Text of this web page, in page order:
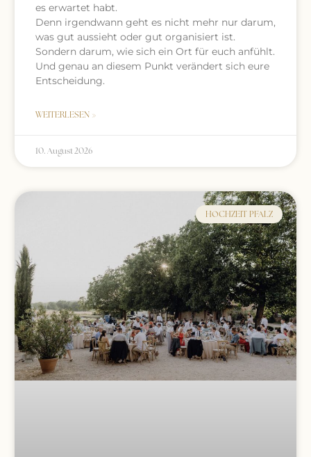
es erwartet habt.
Denn irgendwann geht es nicht mehr nur darum,
was gut aussieht oder gut organisiert ist.
Sondern darum, wie sich ein Ort für euch anfühlt.
Und genau an diesem Punkt verändert sich eure
Entscheidung.
WEITERLESEN »
10. August 2026
HOCHZEIT PFALZ